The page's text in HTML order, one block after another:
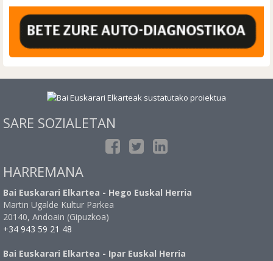
SARE SOZIALETAN
HARREMANA
Bai Euskarari Elkartea - Hego Euskal Herria
Martin Ugalde Kultur Parkea
20140, Andoain (Gipuzkoa)
+34 943 59 21 48
Bai Euskarari Elkartea - Ipar Euskal Herria